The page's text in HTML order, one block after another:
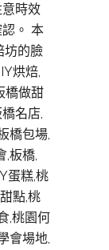
時效
。 本
坊的臉
烘焙,
橋做甜
名店,
橋包場,
,板橋,
蛋糕,桃
點,桃
,桃園何
會場地,